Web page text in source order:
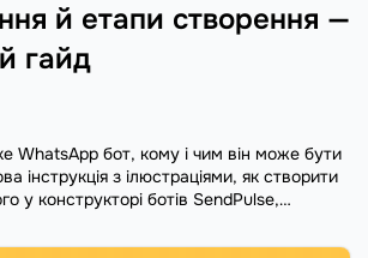
й етапи створення —
гайд
WhatsApp бот, кому і чим він може бути
інструкція з ілюстраціями, як створити
у конструкторі ботів SendPulse,